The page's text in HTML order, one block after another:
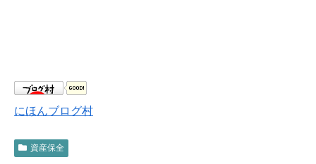
にほんブログ村
資産保全